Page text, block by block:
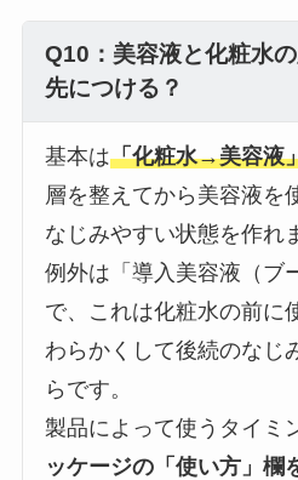
Q10：美容液と化粧水
先につける？
基本は「化粧水→美容液
層を整えてから美容液を
なじみやすい状態を作れ
例外は「導入美容液（ブ
で、これは化粧水の前に
わらかくして後続のなじ
らです。
製品によって使うタイミ
ッケージの「使い方」欄